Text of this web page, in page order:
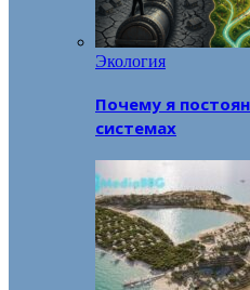
Экология
Почему я
системах